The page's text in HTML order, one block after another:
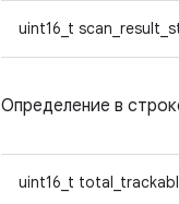
uint16_t
Определение в
uint16_t